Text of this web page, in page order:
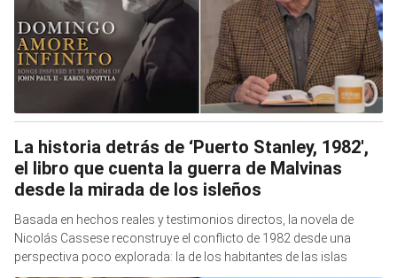
La historia detrás de ‘Puerto Stanley, 1982′,
el libro que cuenta la guerra de Malvinas
desde la mirada de los isleños
Basada en hechos reales y testimonios directos, la novela de
Nicolás Cassese reconstruye el conflicto de 1982 desde una
perspectiva poco explorada: la de los habitantes de las islas